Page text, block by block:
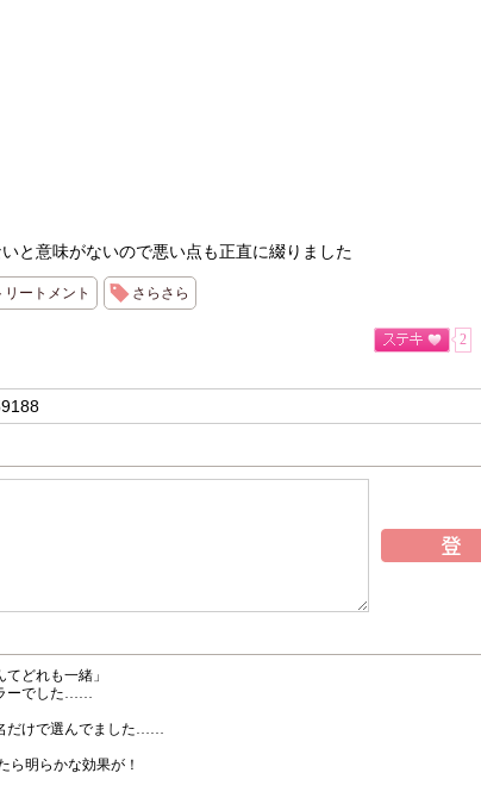
と意味がないので悪い点も正直に綴りました
リートメント さらさら
2
どれも一緒」
ーでした……
だけで選んでました……
ら明らかな効果が！